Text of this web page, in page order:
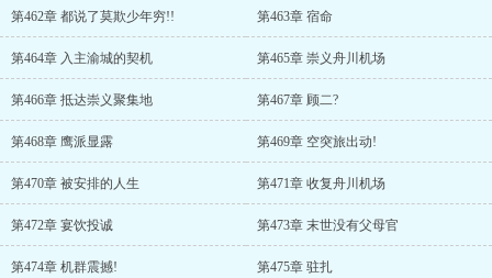
第462章 都说了莫欺少年穷!! 第463章 宿命
第464章 入主渝城的契机 第465章 崇义舟川机场
第466章 抵达崇义聚集地 第467章 顾二?
第468章 鹰派显露 第469章 空突旅出动!
第470章 被安排的人生 第471章 收复舟川机场
第472章 宴饮投诚 第473章 末世没有父母官
第474章 机群震撼! 第475章 驻扎